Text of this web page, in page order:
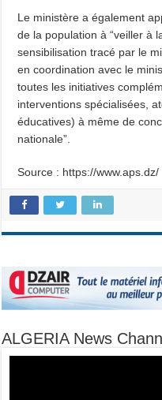
Le ministère a également
de la population à “veiller à
sensibilisation tracé par le
en coordination avec le
toutes les initiatives
interventions spécialisées,
éducatives) à même de
nationale”.
Source : https://www.aps.dz/
ALGERIA News